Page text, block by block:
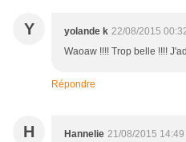
Y yolande k 22/08/2015
Waoaw !!!! Trop belle !!!!
Répondre
H Hannelie 21/08/2015 14:49